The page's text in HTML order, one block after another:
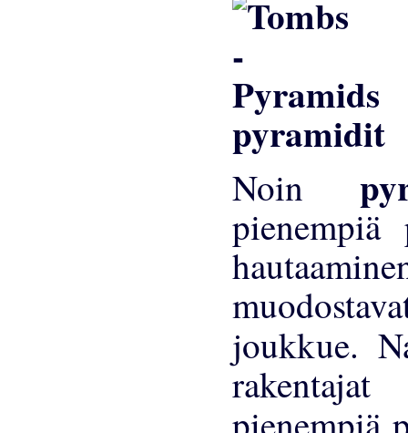
pyramidit
Noin
pienempiä
joukkue.
rakentajat